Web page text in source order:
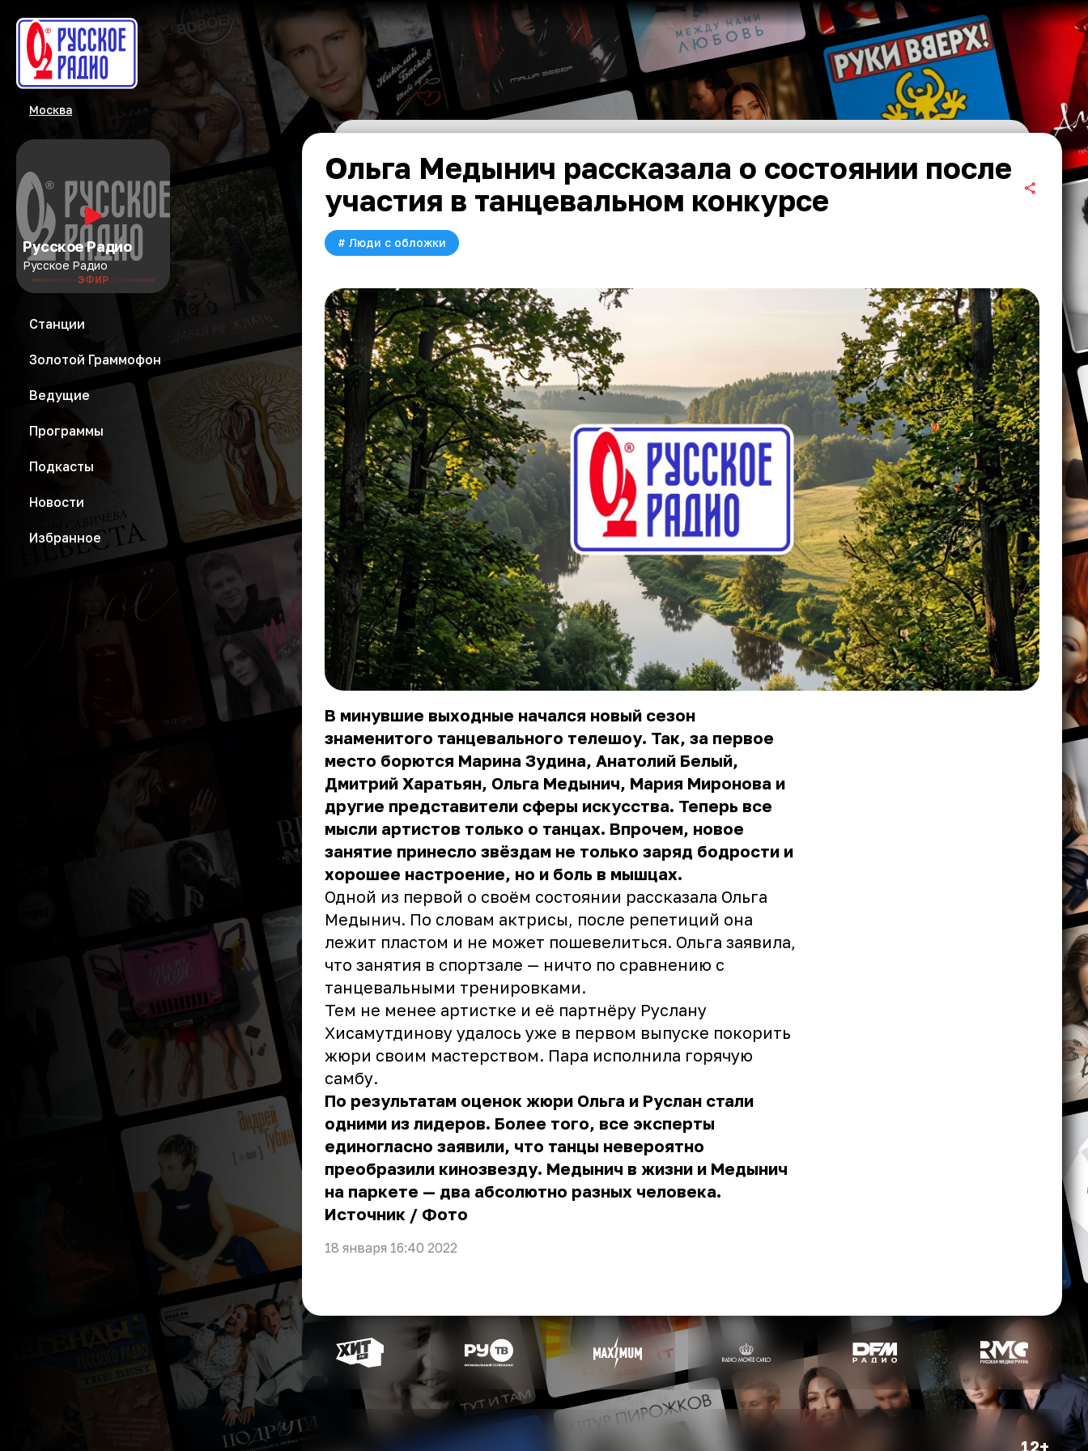
Москва
Русское Радио
Русское Радио
ЭФИР
Станции
Золотой Граммофон
Ведущие
Программы
Подкасты
Новости
Избранное
Ольга Медынич рассказала о состоянии после
участия в танцевальном конкурсе
# Люди с обложки
В минувшие выходные начался новый сезон
знаменитого танцевального телешоу. Так, за первое
место борются Марина Зудина, Анатолий Белый,
Дмитрий Харатьян, Ольга Медынич, Мария Миронова и
другие представители сферы искусства. Теперь все
мысли артистов только о танцах. Впрочем, новое
занятие принесло звёздам не только заряд бодрости и
хорошее настроение, но и боль в мышцах.
Одной из первой о своём состоянии рассказала Ольга
Медынич. По словам актрисы, после репетиций она
лежит пластом и не может пошевелиться. Ольга заявила,
что занятия в спортзале — ничто по сравнению с
танцевальными тренировками.
Тем не менее артистке и её партнёру Руслану
Хисамутдинову удалось уже в первом выпуске покорить
жюри своим мастерством. Пара исполнила горячую
самбу.
По результатам оценок жюри Ольга и Руслан стали
одними из лидеров. Более того, все эксперты
единогласно заявили, что танцы невероятно
преобразили кинозвезду. Медынич в жизни и Медынич
на паркете — два абсолютно разных человека.
Источник / Фото
18 января 16:40 2022
12+